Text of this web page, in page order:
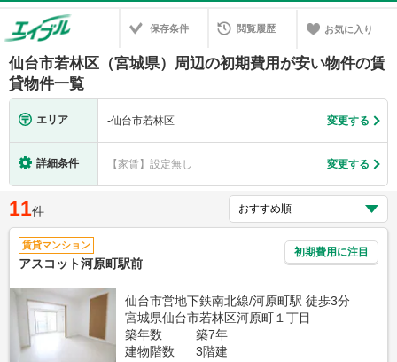
保存条件 閲覧履歴 お気に入り
仙台市若林区（宮城県）周辺の初期費用が安い物件の賃
貸物件一覧
エリア -仙台市若林区 変更する
詳細条件 【家賃】設定無し 変更する
11件
賃貸マンション
アスコット河原町駅前
初期費用に注目
仙台市営地下鉄南北線/河原町駅 徒歩3分
宮城県仙台市若林区河原町１丁目
築年数
築7年
建物階数
3階建